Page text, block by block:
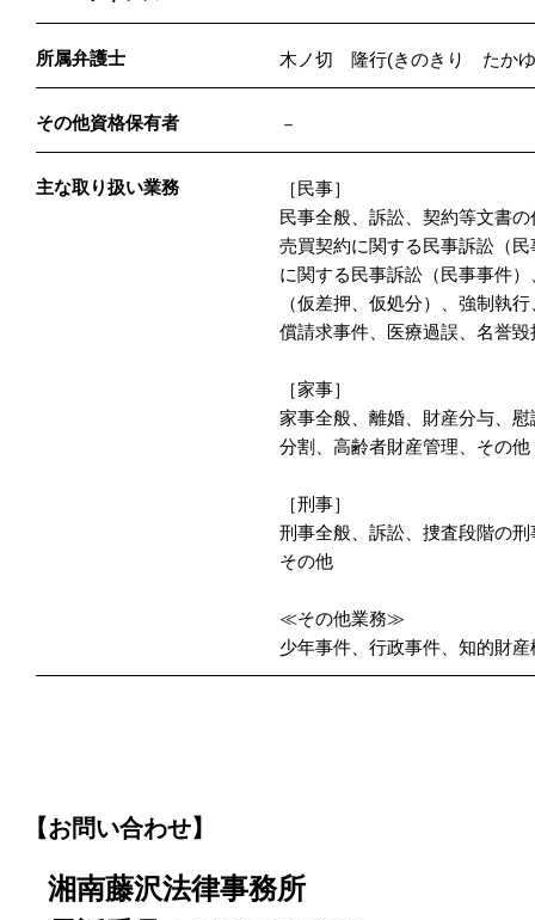
所属弁護士 木ノ切 隆行(きのきり たか
その他資格保有者 －
主な取り扱い業務
［民事］
民事全般、訴訟、契約等文書
売買契約に関する民事訴訟（
に関する民事訴訟（民事事件
（仮差押、仮処分）、強制執
償請求事件、医療過誤、名誉
［家事］
家事全般、離婚、財産分与、
分割、高齢者財産管理、その他
［刑事］
刑事全般、訴訟、捜査段階の
その他
≪その他業務≫
少年事件、行政事件、知的財
【お問い合わせ】
湘南藤沢法律事務所